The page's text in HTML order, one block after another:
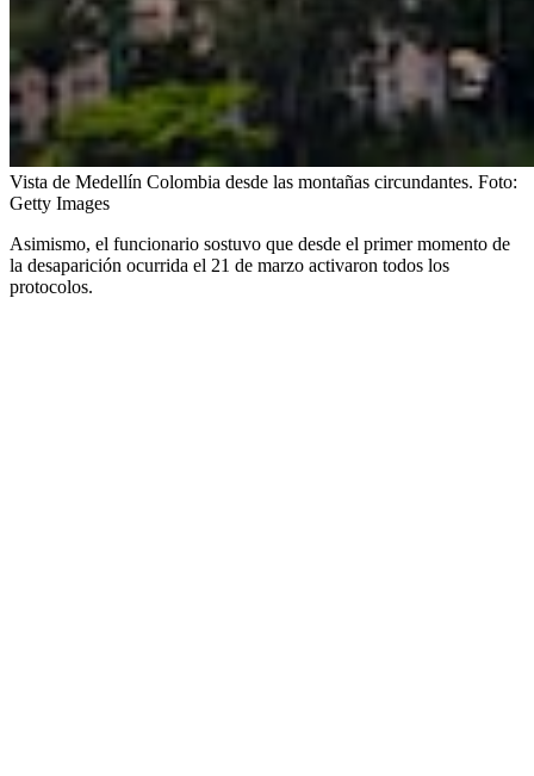
Vista de Medellín Colombia desde las montañas circundantes. Foto:
Getty Images
Asimismo, el funcionario sostuvo que desde el primer momento de
la desaparición ocurrida el 21 de marzo activaron todos los
protocolos.